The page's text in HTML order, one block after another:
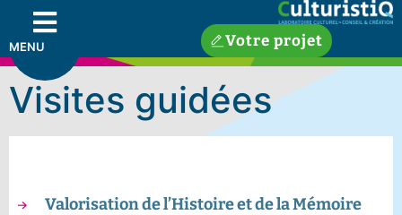
MENU Votre projet
Visites guidées
Valorisation de l’Histoire et de la Mémoire